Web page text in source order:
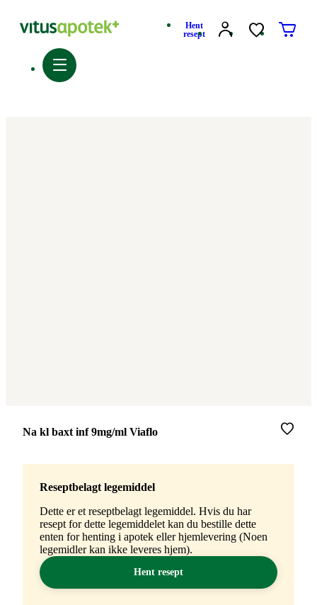
Hent
resept
Merke:
Na kl baxt inf 9mg/ml Viaflo
Reseptbelagt legemiddel
Dette er et reseptbelagt legemiddel. Hvis du har
resept for dette legemiddelet kan du bestille dette
enten for henting i apotek eller hjemlevering (Noen
legemidler kan ikke leveres hjem).
Hent resept